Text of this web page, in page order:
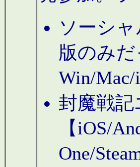
ソーシ
版のみ
Win/
封魔戦
【iOS/
One/